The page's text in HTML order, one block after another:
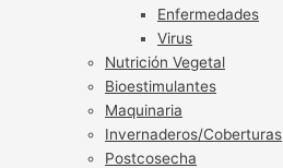
Enfermedades
Virus
Nutrición Vegetal
Bioestimulantes
Maquinaria
Invernaderos/Coberturas
Postcosecha